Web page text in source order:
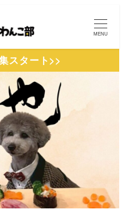
MENU
スタート>>